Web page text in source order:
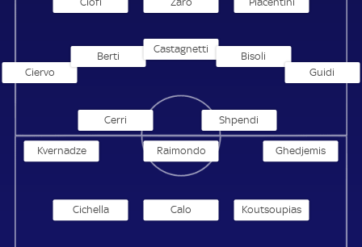
Ciervo
Berti
Castagnetti
Bisoli
Guidi
Cerri Shpendi
Koutsoupias
Calo
Cichella
Ghedjemis
Raimondo
Kvernadze